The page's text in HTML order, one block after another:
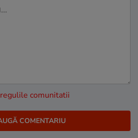
regulile comunitatii